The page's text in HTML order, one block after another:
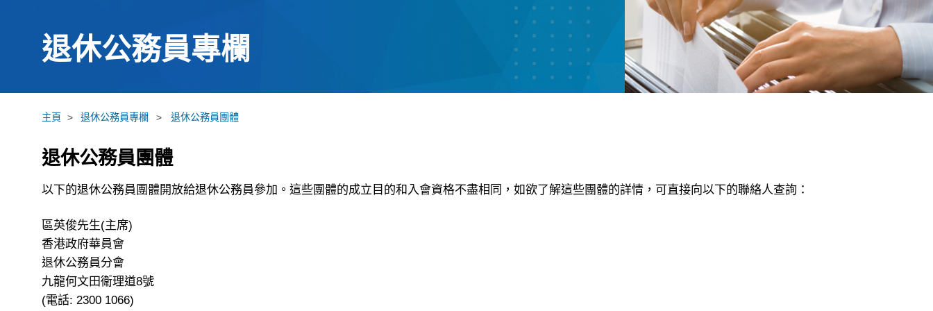
退休公務員專欄
主頁 > 退休公務員專欄 > 退休公務員團體
退休公務員團體
以下的退休公務員團體開放給退休公務員參加。這些團體的成立目的和入會資格不盡相同，如欲了解這些團體的詳情，可直接向以下的聯絡人查詢：
區英俊先生(主席)
香港政府華員會
退休公務員分會
九龍何文田衛理道8號
(電話: 2300 1066)